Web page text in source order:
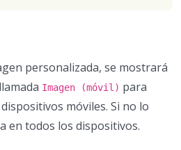
personalizada, se mostrará
Imagen (móvil) para
móviles. Si no lo
en todos los dispositivos.